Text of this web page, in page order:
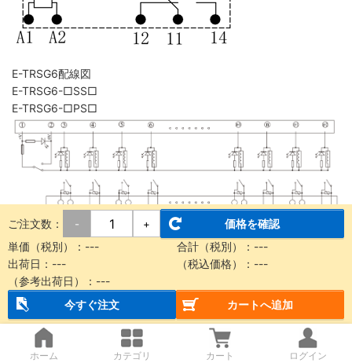
E-TRSG6配線図
E-TRSG6-□SS□
E-TRSG6-□PS□
E-TRSG7配線図
E-TRSG7-□SS□
E-TRSG7-□PS□
ご注文数： - +
価格を確認
単価（税別）： --- 合計（税別）： ---
出荷日： --- （税込価格）： ---
（参考出荷日）： ---
今すぐ注文
カートへ追加
ホーム カテゴリ カート ログイン